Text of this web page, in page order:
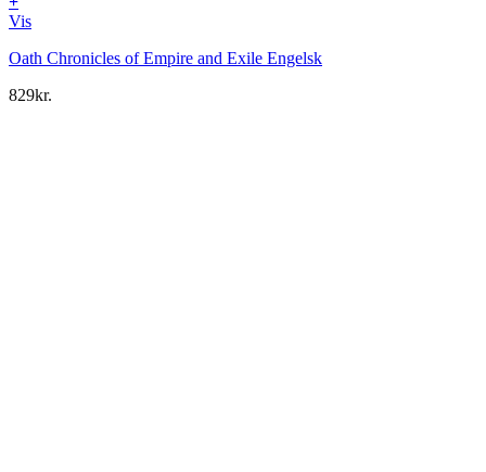
Vis
Oath Chronicles of Empire and Exile Engelsk
829kr.